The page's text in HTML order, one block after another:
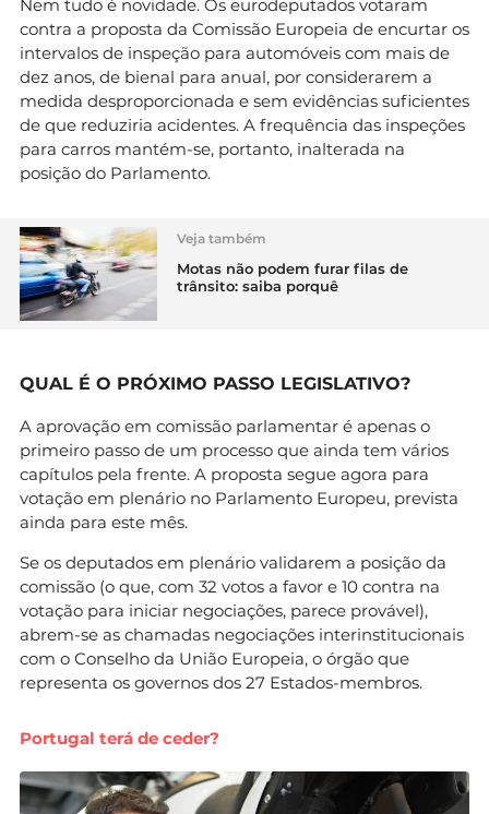
Nem tudo é novidade. Os eurodeputados votaram
contra a proposta da Comissão Europeia de encurtar os
intervalos de inspeção para automóveis com mais de
dez anos, de bienal para anual, por considerarem a
medida desproporcionada e sem evidências suficientes
de que reduziria acidentes. A frequência das inspeções
para carros mantém-se, portanto, inalterada na
posição do Parlamento.
Veja também
Motas não podem furar filas de
trânsito: saiba porquê
QUAL É O PRÓXIMO PASSO LEGISLATIVO?
A aprovação em comissão parlamentar é apenas o
primeiro passo de um processo que ainda tem vários
capítulos pela frente. A proposta segue agora para
votação em plenário no Parlamento Europeu, prevista
ainda para este mês.
Se os deputados em plenário validarem a posição da
comissão (o que, com 32 votos a favor e 10 contra na
votação para iniciar negociações, parece provável),
abrem-se as chamadas negociações interinstitucionais
com o Conselho da União Europeia, o órgão que
representa os governos dos 27 Estados-membros.
Portugal terá de ceder?